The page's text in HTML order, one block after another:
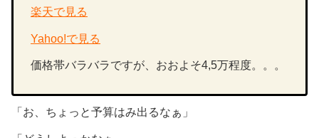
楽天で見る
Yahoo!で見る
価格帯バラバラですが、おおよそ4,5万程度。。。
「お、ちょっと予算はみ出るなぁ」